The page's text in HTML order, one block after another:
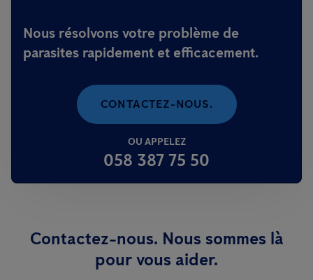
Nous résolvons votre problème de
parasites rapidement et efficacement.
CONTACTEZ-NOUS.
OU APPELEZ
058 387 75 50
Contactez-nous. Nous sommes là
pour vous aider.